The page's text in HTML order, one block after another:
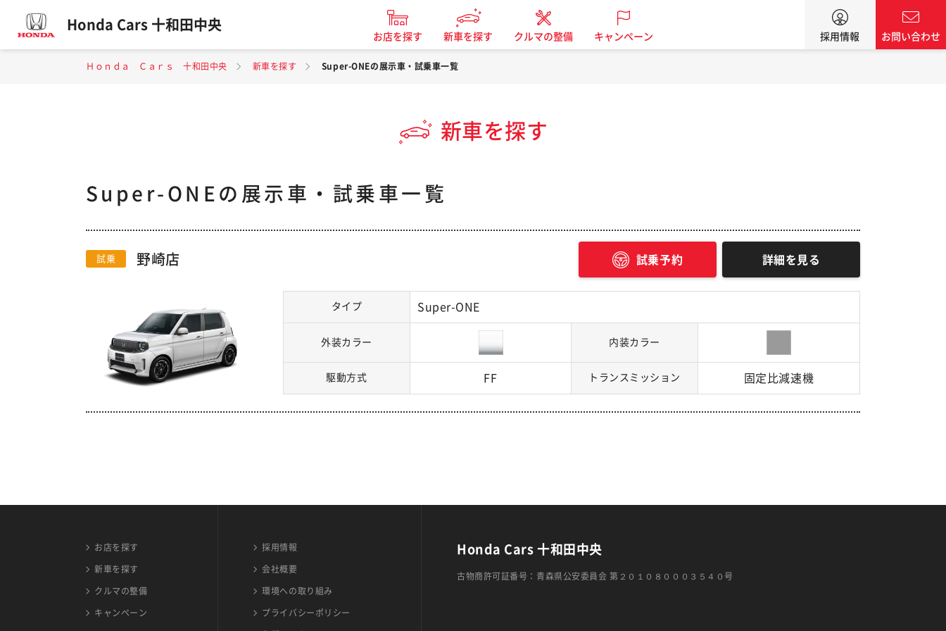
Honda Cars 十和田中央
お店を探す 新車を探す クルマの整備 キャンペーン 採用情報 お問い合わせ
Ｈｏｎｄａ Ｃａｒｓ 十和田中央 新車を探す Super-ONEの展示車・試乗車一覧
新車を探す
Super-ONEの展示車・試乗車一覧
試乗 野崎店
タイプ Super-ONE
外装カラー 内装カラー
駆動方式 FF トランスミッション 固定比減速機
試乗予約 詳細を見る
お店を探す
新車を探す
クルマの整備
キャンペーン
採用情報
会社概要
環境への取り組み
プライバシーポリシー
Honda Cars 十和田中央
古物商許可証番号：青森県公安委員会 第２０１０８０００３５４０号